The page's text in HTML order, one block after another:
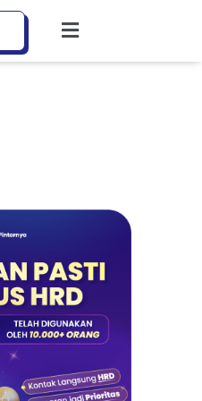
Flyout